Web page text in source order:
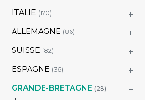
ITALIE (170)
ALLEMAGNE (86)
SUISSE (82)
ESPAGNE (36)
GRANDE-BRETAGNE (28)